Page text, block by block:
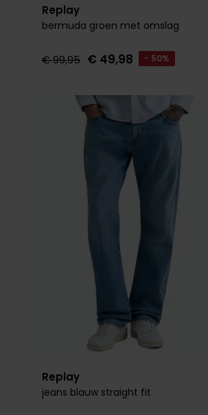
Replay
bermuda groen met omslag
€ 99,95 € 49,98 - 50%
Replay
jeans blauw straight fit